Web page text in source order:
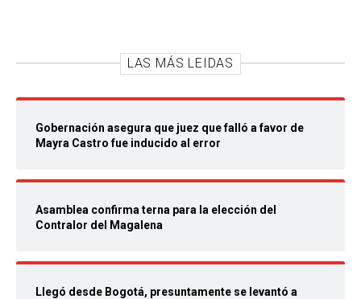
LAS MÁS LEIDAS
Gobernación asegura que juez que falló a favor de
Mayra Castro fue inducido al error
Asamblea confirma terna para la elección del
Contralor del Magalena
Llegó desde Bogotá, presuntamente se levantó a